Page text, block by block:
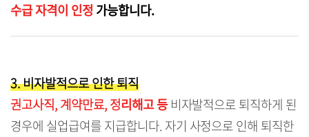
수급 자격이 인정 가능합니다.
3. 비자발적으로 인한 퇴직
권고사직,계약만료, 정리해고 등비자발적으로 퇴직하게 된
경우에 실업급여를 지급합니다. 자기 사정으로 인해 퇴직한